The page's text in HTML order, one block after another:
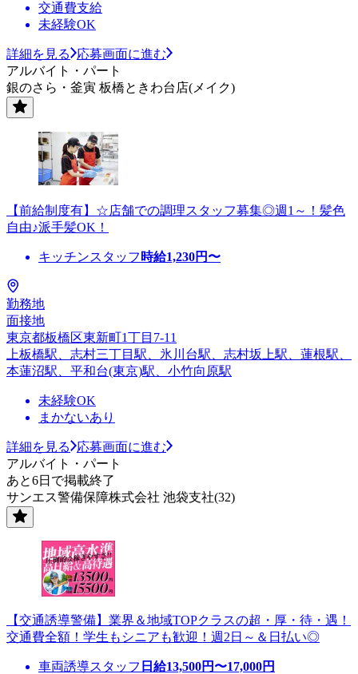
交通費支給
未経験OK
詳細を見る
応募画面に進む
アルバイト・パート
銀のさら・釜寅 板橋ときわ台店(メイク)
【前給制度有】☆店舗での調理スタッフ募集◎週1～！髪色
自由♪派手髪OK！
キッチンスタッフ 時給1,230円〜
勤務地
面接地
東京都板橋区東新町1丁目7-11
上板橋駅、志村三丁目駅、氷川台駅、志村坂上駅、蓮根駅、
本蓮沼駅、平和台(東京)駅、小竹向原駅
未経験OK
まかないあり
詳細を見る
応募画面に進む
アルバイト・パート
あと6日で掲載終了
サンエス警備保障株式会社 池袋支社(32)
【交通誘導警備】業界＆地域TOPクラスの超・厚・待・遇！
交通費全額！学生もシニアも歓迎！週2日～＆日払い◎
車両誘導スタッフ 日給13,500円〜17,000円